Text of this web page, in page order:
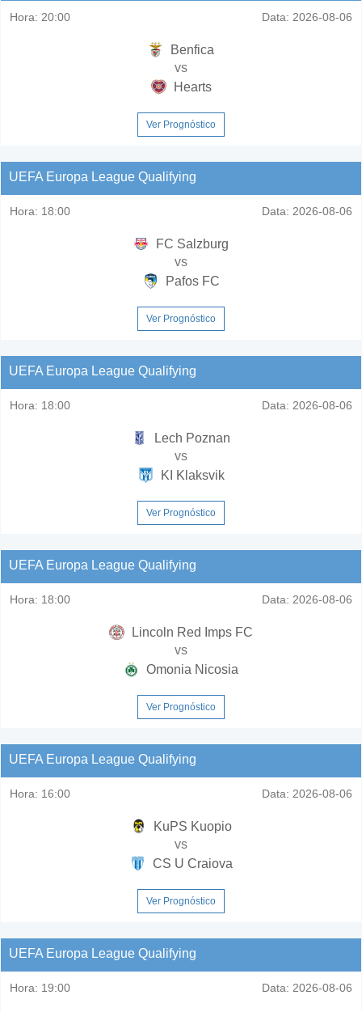
Hora: 20:00 Data: 2026-08-06
Benfica
vs
Hearts
Ver Prognóstico
UEFA Europa League Qualifying
Hora: 18:00 Data: 2026-08-06
FC Salzburg
vs
Pafos FC
Ver Prognóstico
UEFA Europa League Qualifying
Hora: 18:00 Data: 2026-08-06
Lech Poznan
vs
KI Klaksvik
Ver Prognóstico
UEFA Europa League Qualifying
Hora: 18:00 Data: 2026-08-06
Lincoln Red Imps FC
vs
Omonia Nicosia
Ver Prognóstico
UEFA Europa League Qualifying
Hora: 16:00 Data: 2026-08-06
KuPS Kuopio
vs
CS U Craiova
Ver Prognóstico
UEFA Europa League Qualifying
Hora: 19:00 Data: 2026-08-06